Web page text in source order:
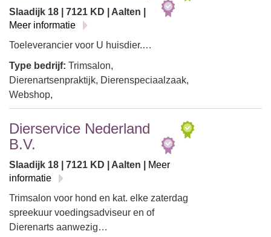
Slaadijk 18 | 7121 KD | Aalten |
Meer informatie
Toeleverancier voor U huisdier.…
Type bedrijf: Trimsalon,
Dierenartsenpraktijk, Dierenspeciaalzaak,
Webshop,
Dierservice Nederland
B.V.
Slaadijk 18 | 7121 KD | Aalten |
Meer
informatie
Trimsalon voor hond en kat. elke zaterdag
spreekuur voedingsadviseur en of
Dierenarts aanwezig…